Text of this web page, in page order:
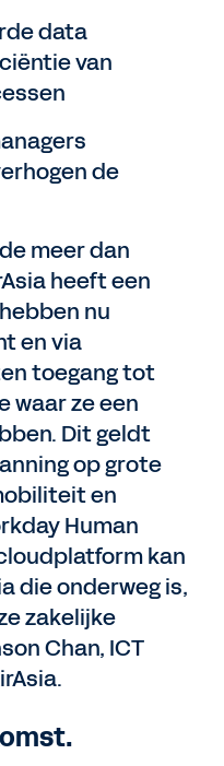
data
van
de
meer dan
heeft een
nu
en via
toegang tot
waar ze een
Dit geldt
op grote
en
Human
kan
die onderweg is,
zakelijke
Chan, ICT